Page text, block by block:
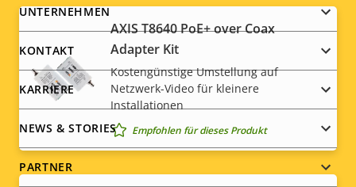
AXIS T8640 PoE+ over Coax
Adapter Kit
Kostengünstige Umstellung auf
Netzwerk-Video für kleinere
Installationen
Empfohlen für dieses Produkt
Footer
menu
UNTERNEHMEN
KONTAKT
KARRIERE
NEWS & STORIES
PARTNER